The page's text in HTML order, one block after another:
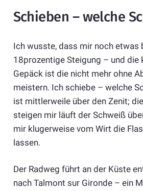
Schieben – welche
Ich wusste, dass mir noch etwas
18prozentige Steigung – und die
Gepäck ist die nicht mehr ohne
meistern. Ich schiebe – welche
ist mittlerweile über den Zenit;
steigen mir läuft der Schweiß
mir klugerweise vom Wirt die
lassen.
Der Radweg führt an der Küste
nach Talmont sur Gironde – ein